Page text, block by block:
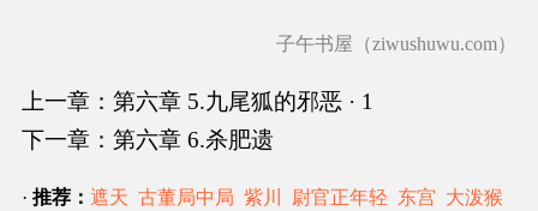
子午书屋（ziwushuwu.com）
上一章：第六章 5.九尾狐的邪恶 · 1
下一章：第六章 6.杀肥遗
· 推荐： 遮天 古董局中局 紫川 尉官正年轻 东宫 大泼猴